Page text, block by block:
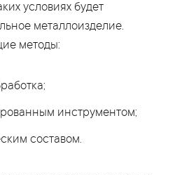
условиях будет
металлоизделие.
методы:
инструментом;
составом.